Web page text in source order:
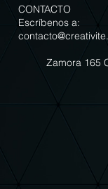
CONTACTO
Escríbenos a:
Zamora 165